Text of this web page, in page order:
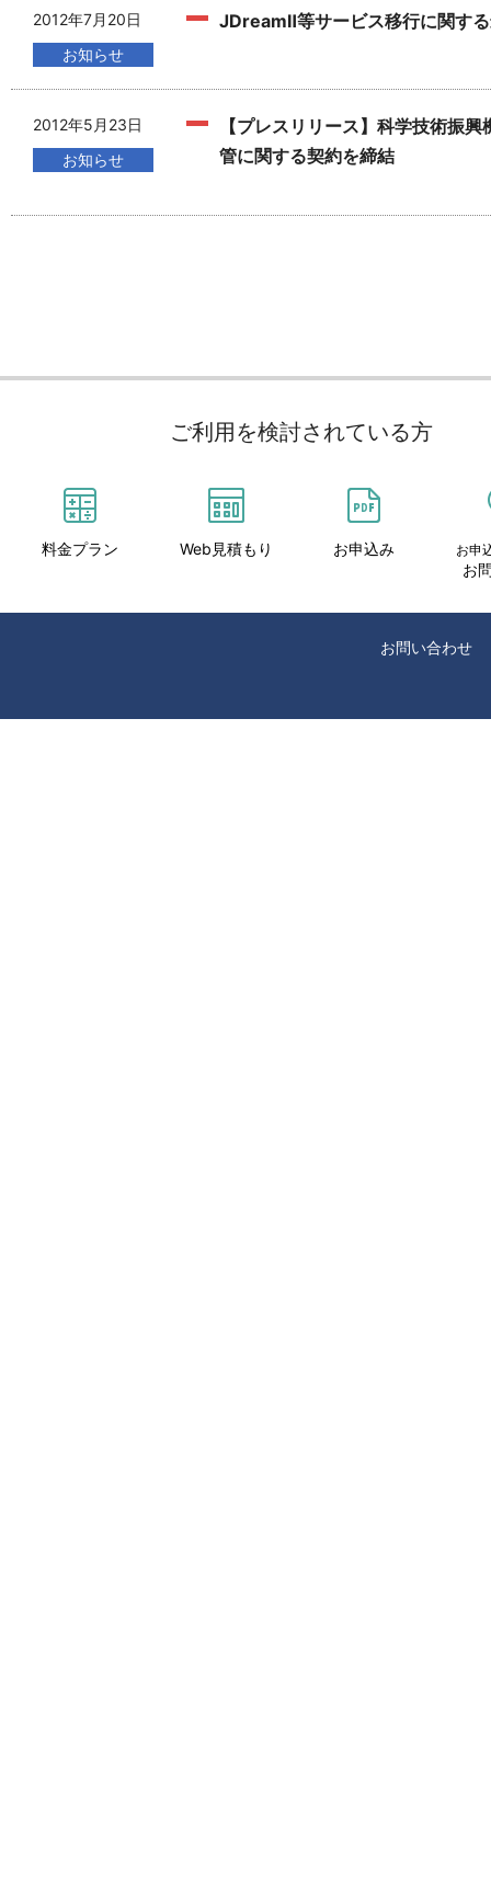
2012年7月20日
お知らせ
JDreamⅡ等サービス移行に関す
2012年5月23日
お知らせ
【プレスリリース】科学技術振
管に関する契約を締結
ご利用を検討されている方
料金プラン Web見積もり お申込み お申
お
お問い合わせ